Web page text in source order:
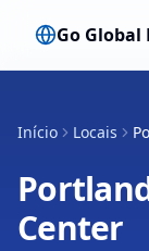
Go Global
Início Locais
Center